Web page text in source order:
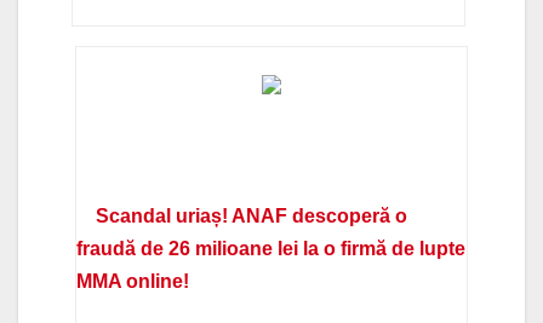
Scandal uriaș! ANAF descoperă o
fraudă de 26 milioane lei la o firmă de lupte
MMA online!